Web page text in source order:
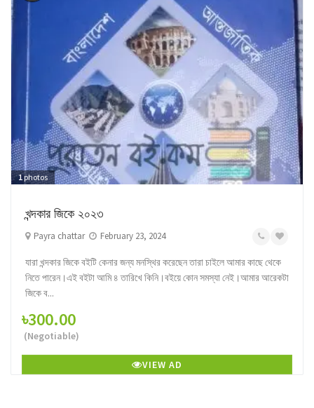
1photos
খন্দকার জিকে ২০২৩
Payra chattar February 23, 2024
যারা খন্দকার জিকে বইটি কেনার জন্য মনস্থির করেছেন তারা চাইলে আমার কাছে থেকে
নিতে পারেন।এই বইটা আমি ৪ তারিখে কিনি।বইয়ে কোন সমস্যা নেই।আমার আরেকটা
জিকে ব...
৳300.00
(Negotiable)
VIEW AD